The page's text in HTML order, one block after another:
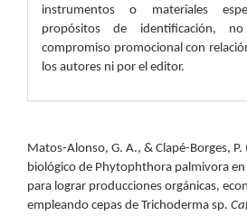
instrumentos o materiales
propósitos de identificación,
compromiso promocional con
los autores ni por el editor.
Matos-Alonso, G. A., & Clapé-Borges,
biológico de Phytophthora palmivora
para lograr producciones orgánicas,
empleando cepas de Trichoderma sp.